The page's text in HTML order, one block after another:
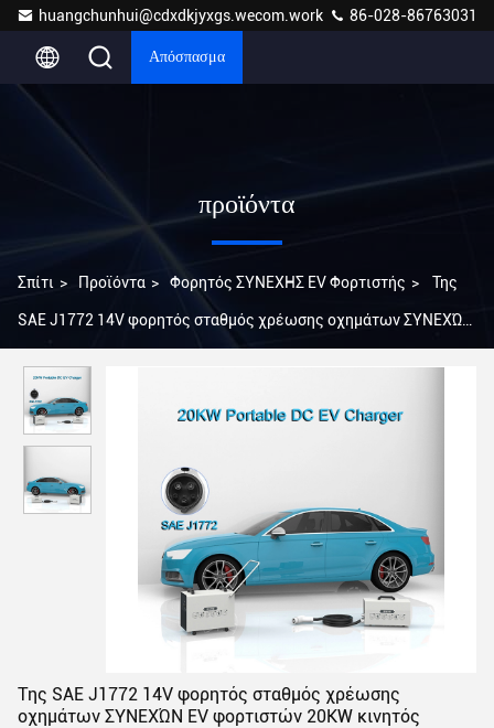
huangchunhui@cdxdkjyxgs.wecom.work 86-028-86763031
Απόσπασμα
προϊόντα
Σπίτι > Προϊόντα > Φορητός ΣΥΝΕΧΗΣ EV Φορτιστής > Της
SAE J1772 14V φορητός σταθμός χρέωσης οχημάτων ΣΥΝΕΧΏΝ
Της SAE J1772 14V φορητός σταθμός χρέωσης
οχημάτων ΣΥΝΕΧΏΝ EV φορτιστών 20KW κινητός